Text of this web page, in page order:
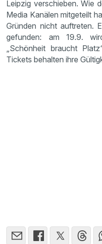
Leipzig verschieben. Wie
Media Kanälen mitgeteilt
Gründen nicht auftreten.
gefunden: am 19.9.
„Schönheit braucht
Tickets behalten ihre